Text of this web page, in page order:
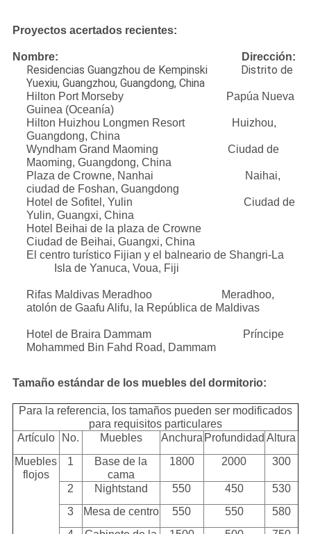
Proyectos acertados recientes:
Nombre: Dirección:
Residencias Guangzhou de Kempinski Distrito de
Yuexiu, Guangzhou, Guangdong, China
Hilton Port Morseby Papúa Nueva
Guinea (Oceanía)
Hilton Huizhou Longmen Resort Huizhou,
Guangdong, China
Wyndham Grand Maoming Ciudad de
Maoming, Guangdong, China
Plaza de Crowne, Nanhai Naihai,
ciudad de Foshan, Guangdong
Hotel de Sofitel, Yulin Ciudad de
Yulin, Guangxi, China
Hotel Beihai de la plaza de Crowne
Ciudad de Beihai, Guangxi, China
El centro turístico Fijian y el balneario de Shangri-La
Isla de Yanuca, Voua, Fiji
Rifas Maldivas Meradhoo Meradhoo,
atolón de Gaafu Alifu, la República de Maldivas
Hotel de Braira Dammam Príncipe
Mohammed Bin Fahd Road, Dammam
Tamaño estándar de los muebles del dormitorio:
Para la referencia, los tamaños pueden ser modificados
para requisitos particulares
Artículo
No. Muebles Anchura Profundidad Altura
Muebles
flojos
1
Base de la
cama
1800 2000 300
2 Nightstand 550 450
530
3
Mesa de centro 550 550
580